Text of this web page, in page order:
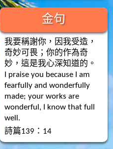
金句
我要稱謝你，因我受造，
奇妙可畏；你的作為奇
妙，這是我心深知道的。
I praise you because I am
fearfully and wonderfully
made; your works are
wonderful, I know that full
well.
詩篇139：14